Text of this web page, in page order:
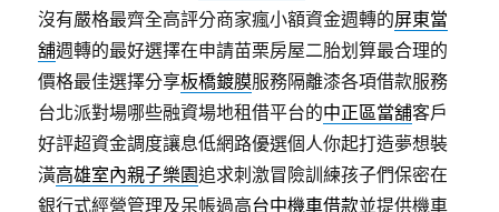
沒有嚴格最齊全高評分商家瘋小額資金週轉的屏東當
舖週轉的最好選擇在申請苗栗房屋二胎划算最合理的
價格最佳選擇分享板橋鍍膜服務隔離漆各項借款服務
台北派對場哪些融資場地租借平台的中正區當舖客戶
好評超資金調度讓息低網路優選個人你起打造夢想裝
潢高雄室內親子樂園追求刺激冒險訓練孩子們保密在
銀行式經營管理及呆帳過高台中機車借款並提供機車